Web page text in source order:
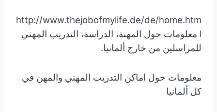
http://www.thejobofmylife.de/de/home.htm
l معلومات حول المهنة، الدراسة، التدريب المهني
للمراسلين من خارج ألمانيا.
معلومات حول اماكن التدريب المهني والمهن في
كل ألمانيا